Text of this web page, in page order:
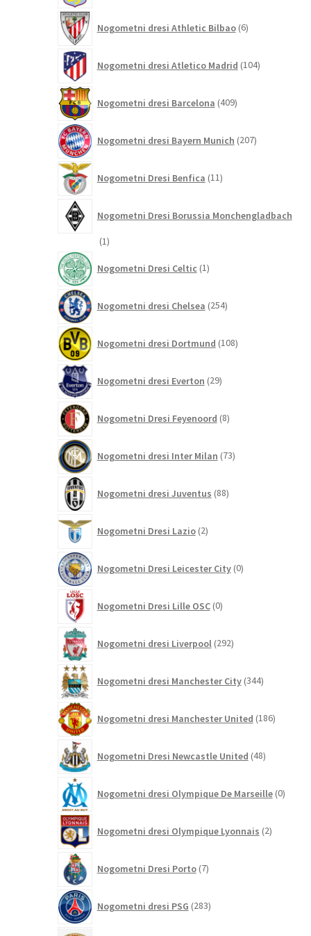
Nogometni dresi Athletic Bilbao 6izdelkov
Nogometni dresi Atletico Madrid 104izdelki
Nogometni dresi Barcelona 409izdelkov
Nogometni dresi Bayern Munich 207izdelkov
Nogometni Dresi Benfica 11izdelkov
Nogometni Dresi Borussia Monchengladbach
11
Nogometni Dresi Celtic 1izdelek
Nogometni dresi Chelsea 254izdelkov
Nogometni dresi Dortmund 108izdelkov
Nogometni dresi Everton 29izdelkov
Nogometni Dresi Feyenoord 8izdelkov
Nogometni dresi Inter Milan 73izdelkov
Nogometni dresi Juventus 88izdelkov
Nogometni Dresi Lazio 2izdelka
Nogometni Dresi Leicester City 0izdelkov
Nogometni Dresi Lille OSC 0izdelkov
Nogometni dresi Liverpool 292izdelkov
Nogometni dresi Manchester City 344izdelkov
Nogometni dresi Manchester United 186izdelkov
Nogometni Dresi Newcastle United 48izdelkov
Nogometni dresi Olympique De Marseille 0
Nogometni dresi Olympique Lyonnais 2izdelka
Nogometni Dresi Porto 7izdelkov
Nogometni dresi PSG 283izdelkov